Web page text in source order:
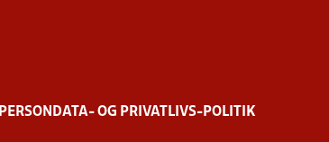
PERSONDATA- OG PRIVATLIVS-POLITIK